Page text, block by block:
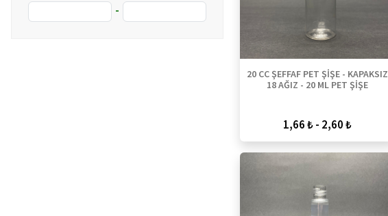
-
20 CC ŞEFFAF PET ŞİŞE - KAPAKSIZ
18 AĞIZ - 20 ML PET ŞİŞE
1,66 ₺ - 2,60 ₺